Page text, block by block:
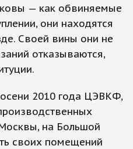
— как обвиняемые
они находятся
Своей вины они не
отказываются,
2010 года ЦЭВКФ,
на Большой
своих помещений